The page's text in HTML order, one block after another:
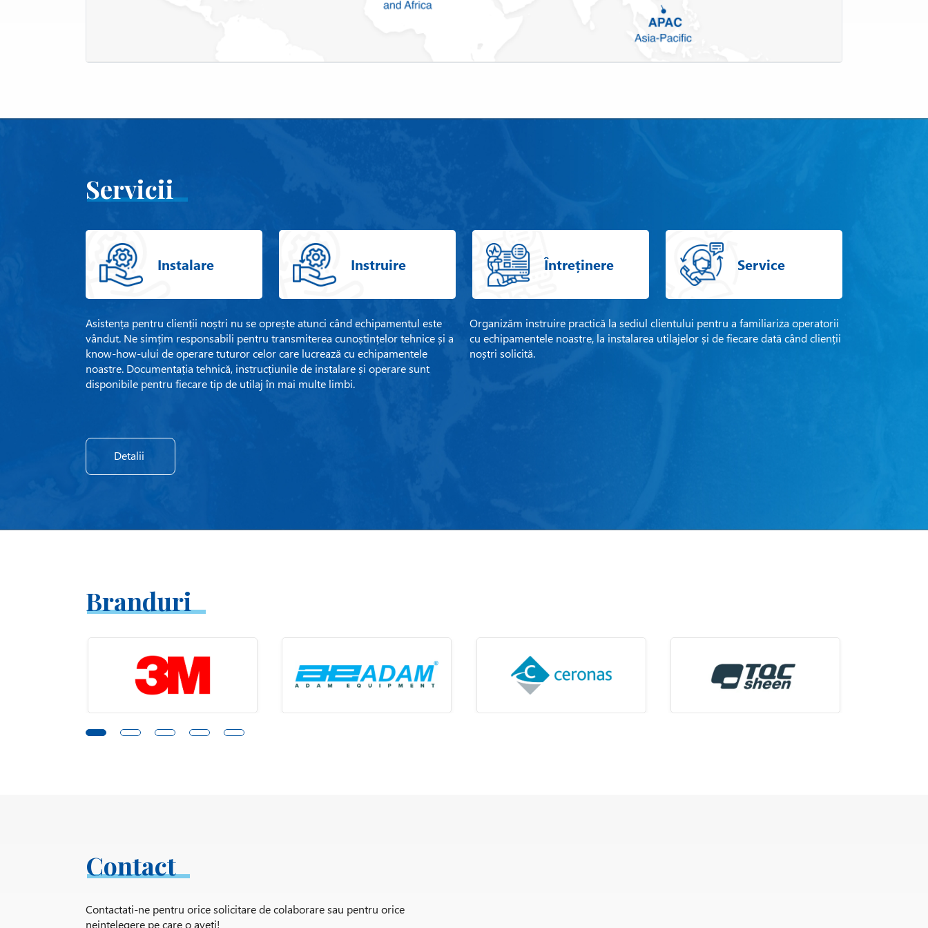
Servicii
Instalare Instruire Întreținere Service
Asistența pentru clienții noștri nu se oprește atunci când echipamentul este
vândut. Ne simțim responsabili pentru transmiterea cunoștințelor tehnice și a
know-how-ului de operare tuturor celor care lucrează cu echipamentele
noastre. Documentația tehnică, instrucțiunile de instalare și operare sunt
disponibile pentru fiecare tip de utilaj în mai multe limbi.
Organizăm instruire practică la sediul clientului pentru a familiariza operatorii
cu echipamentele noastre, la instalarea utilajelor și de fiecare dată când clienții
noștri solicită.
Detalii
Branduri
Contact
Contactati-ne pentru orice solicitare de colaborare sau pentru orice
neintelegere pe care o aveti!